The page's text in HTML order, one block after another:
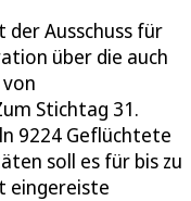
Ausschuss für
über die auch
Stichtag 31.
9224 Geflüchtete
soll es für bis zu
eingereiste